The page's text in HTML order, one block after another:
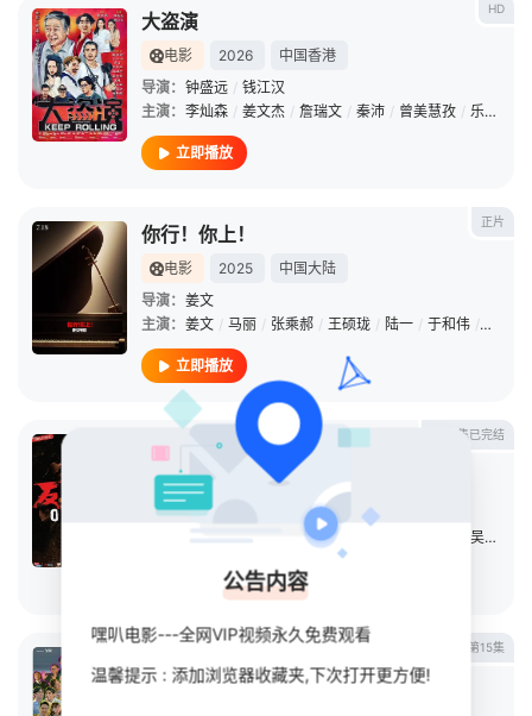
HD
大盗演
电影 2026
中国香港
导演： 钟盛远 / 钱江汉
主演： 李灿森 / 姜文杰 / 詹瑞文 / 秦沛 / 曾美慧孜 / 乐瞳
立即播放
正片
你行！你上！
电影 2025
中国大陆
导演： 姜文
主演： 姜文 / 马丽 / 张乘郝 / 王硕珑 / 陆一 / 于和伟 / 余皑磊
立即播放
第30集已完结
反黑
连续剧
导演：宋本中
李灿森 吴志雄
立即播放
第15集
社畜再培训先导计划
公告内容
嘿叭电影---全网VIP视频永久免费观看
温馨提示 : 添加浏览器收藏夹,下次打开更方便!